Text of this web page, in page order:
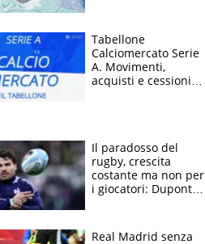
Tabellone
Calciomercato Serie
A. Movimenti,
acquisti e cessioni:
Il paradosso del
rugby, crescita
costante ma non per
i giocatori: Dupont
solo 1,4 milioni
Real Madrid senza